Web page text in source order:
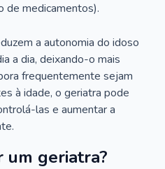
de medicamentos).
a autonomia do idoso
a dia, deixando-o mais
frequentemente sejam
à idade, o geriatra pode
las e aumentar a
um geriatra?